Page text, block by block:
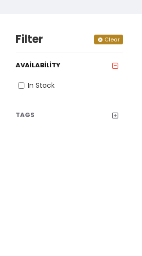
Filter Clear
TAGS
AVAILABILITY
In Stock